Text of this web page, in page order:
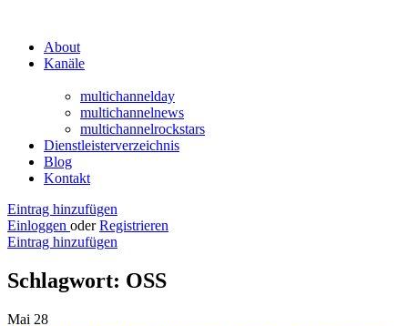
About
Kanäle
multichannelday
multichannelnews
multichannelrockstars
Dienstleisterverzeichnis
Blog
Kontakt
Eintrag hinzufügen
Einloggen oder Registrieren
Eintrag hinzufügen
Schlagwort: OSS
Mai 28